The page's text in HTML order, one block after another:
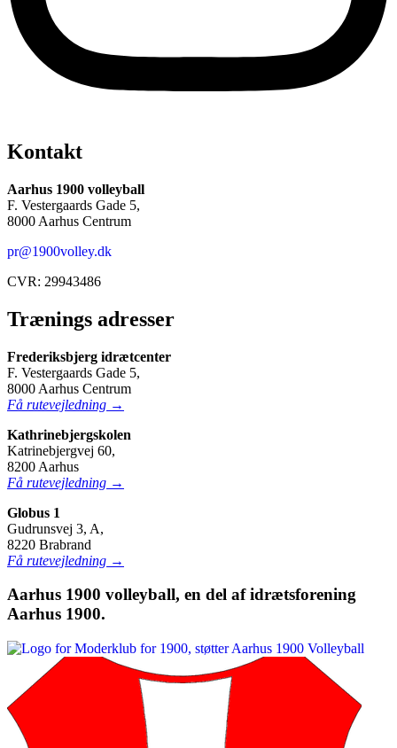
Kontakt
Aarhus 1900 volleyball
F. Vestergaards Gade 5,
8000 Aarhus Centrum
pr@1900volley.dk
CVR: 29943486
Trænings adresser
Frederiksbjerg idrætcenter
F. Vestergaards Gade 5,
8000 Aarhus Centrum
Få rutevejledning →
Kathrinebjergskolen
Katrinebjergvej 60,
8200 Aarhus
Få rutevejledning →
Globus 1
Gudrunsvej 3, A,
8220 Brabrand
Få rutevejledning →
Aarhus 1900 volleyball, en del af idrætsforening
Aarhus 1900.